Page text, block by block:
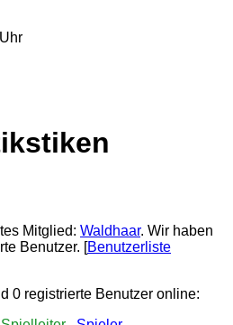
Mitglied: Waldhaar. Wir haben
Benutzer. [Benutzerliste
0 registrierte Benutzer online: